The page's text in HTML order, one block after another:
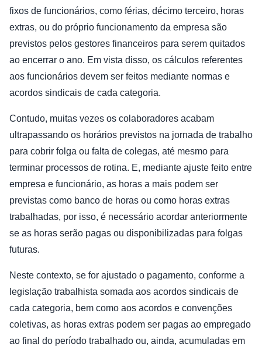
fixos de funcionários, como férias, décimo terceiro, horas
extras, ou do próprio funcionamento da empresa são
previstos pelos gestores financeiros para serem quitados
ao encerrar o ano. Em vista disso, os cálculos referentes
aos funcionários devem ser feitos mediante normas e
acordos sindicais de cada categoria.
Contudo, muitas vezes os colaboradores acabam
ultrapassando os horários previstos na jornada de trabalho
para cobrir folga ou falta de colegas, até mesmo para
terminar processos de rotina. E, mediante ajuste feito entre
empresa e funcionário, as horas a mais podem ser
previstas como banco de horas ou como horas extras
trabalhadas, por isso, é necessário acordar anteriormente
se as horas serão pagas ou disponibilizadas para folgas
futuras.
Neste contexto, se for ajustado o pagamento, conforme a
legislação trabalhista somada aos acordos sindicais de
cada categoria, bem como aos acordos e convenções
coletivas, as horas extras podem ser pagas ao empregado
ao final do período trabalhado ou, ainda, acumuladas em